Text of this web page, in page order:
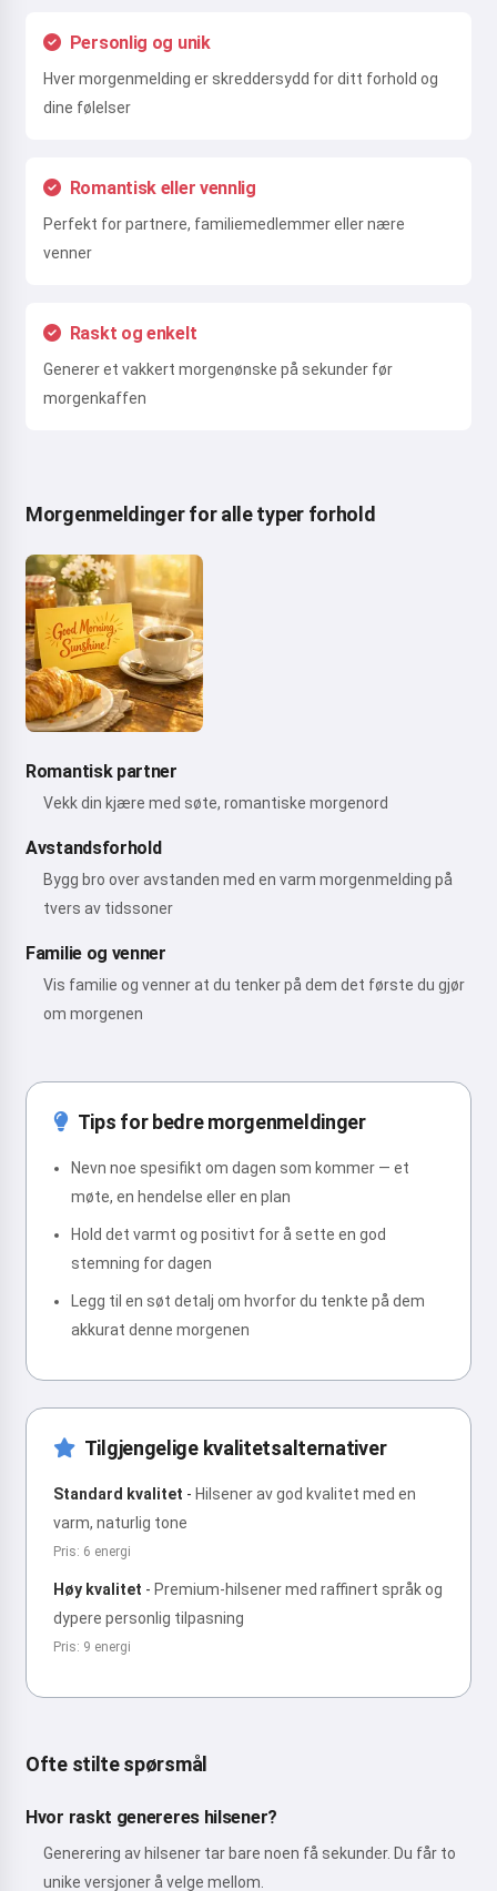
Personlig og unik
Hver morgenmelding er skreddersydd for ditt forhold og
dine følelser
Romantisk eller vennlig
Perfekt for partnere, familiemedlemmer eller nære
venner
Raskt og enkelt
Generer et vakkert morgenønske på sekunder før
morgenkaffen
Morgenmeldinger for alle typer forhold
Romantisk partner
Vekk din kjære med søte, romantiske morgenord
Avstandsforhold
Bygg bro over avstanden med en varm morgenmelding på
tvers av tidssoner
Familie og venner
Vis familie og venner at du tenker på dem det første du gjør
om morgenen
Tips for bedre morgenmeldinger
Nevn noe spesifikt om dagen som kommer — et
møte, en hendelse eller en plan
Hold det varmt og positivt for å sette en god
stemning for dagen
Legg til en søt detalj om hvorfor du tenkte på dem
akkurat denne morgenen
Tilgjengelige kvalitetsalternativer
Standard kvalitet - Hilsener av god kvalitet med en
varm, naturlig tone
Pris: 6 energi
Høy kvalitet - Premium-hilsener med raffinert språk og
dypere personlig tilpasning
Pris: 9 energi
Ofte stilte spørsmål
Hvor raskt genereres hilsener?
Generering av hilsener tar bare noen få sekunder. Du får to
unike versjoner å velge mellom.